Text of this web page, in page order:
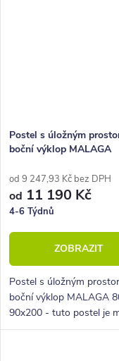
Postel s úložným
boční výklop MALAGA
od 9 247,93 Kč bez DPH
od 11 190 Kč
4-6 Týdnů
ZOBRAZIT
Postel s úložným
boční výklop MALAGA
90x200 - tuto postel je
umístit do jakékoli